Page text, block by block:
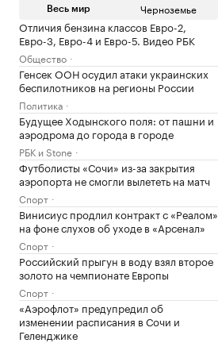
Весь мир Черноземье
Отличия бензина классов Евро-2,
Евро-3, Евро-4 и Евро-5. Видео РБК
Общество
Генсек ООН осудил атаки украинских
беспилотников на регионы России
Политика
Будущее Ходынского поля: от пашни и
аэродрома до города в городе
РБК и Stone
Футболисты «Сочи» из-за закрытия
аэропорта не смогли вылететь на матч
Спорт
Винисиус продлил контракт с «Реалом»
на фоне слухов об уходе в «Арсенал»
Спорт
Российский прыгун в воду взял второе
золото на чемпионате Европы
Спорт
«Аэрофлот» предупредил об
изменении расписания в Сочи и
Геленджике